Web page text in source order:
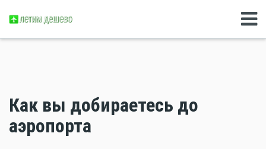
Как вы добираетесь до
аэропорта